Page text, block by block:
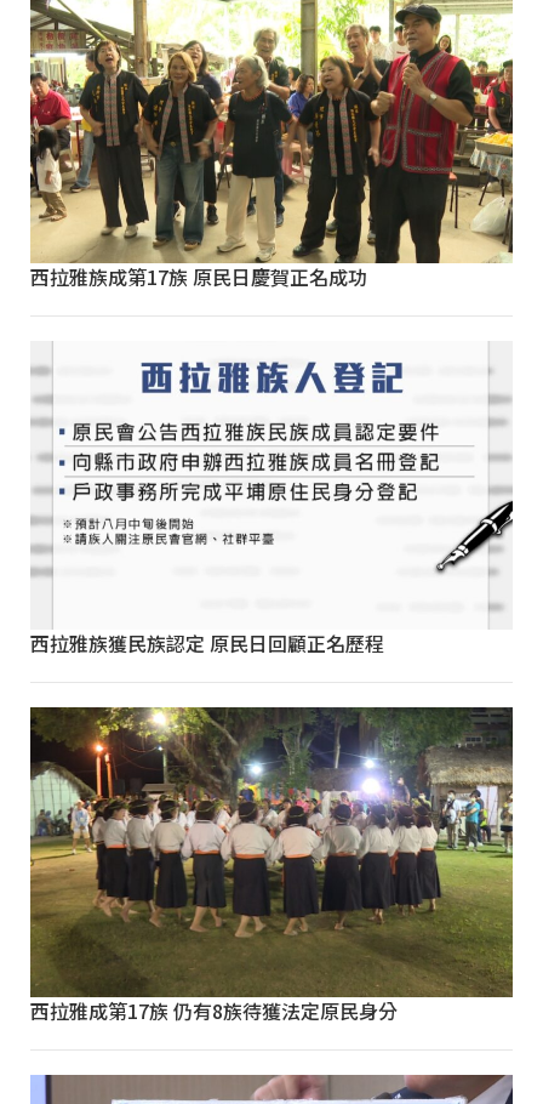
西拉雅族成第17族 原民日慶賀正名成功
西拉雅族獲民族認定 原民日回顧正名歷程
西拉雅成第17族 仍有8族待獲法定原民身分